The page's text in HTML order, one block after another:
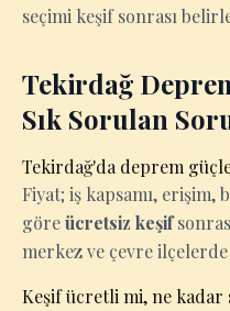
seçimi keşif sonrası
Tekirdağ
Sık Sorulan
Tekirdağ'da deprem
Fiyat; iş kapsamı, erişim,
göreücretsiz keşif
merkez ve çevre
Keşif ücretli mi, ne